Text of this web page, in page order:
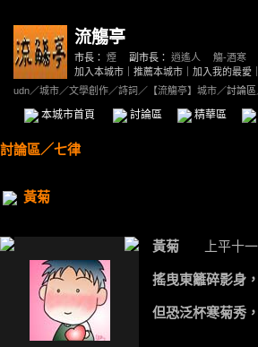
流觴亭
市長： 煙 副市長： 逍遙人 觴-酒寒
加入本城市
推薦本城市 加入我的最愛
udn／城市／文學創作／詩詞 ／ 【流觴亭】城市／討論
本城市首頁 討論區 精華區
討論區／七律
黃菊
黃菊 上平十
搖曳東籬碎影身
但恐泛杯寒菊秀